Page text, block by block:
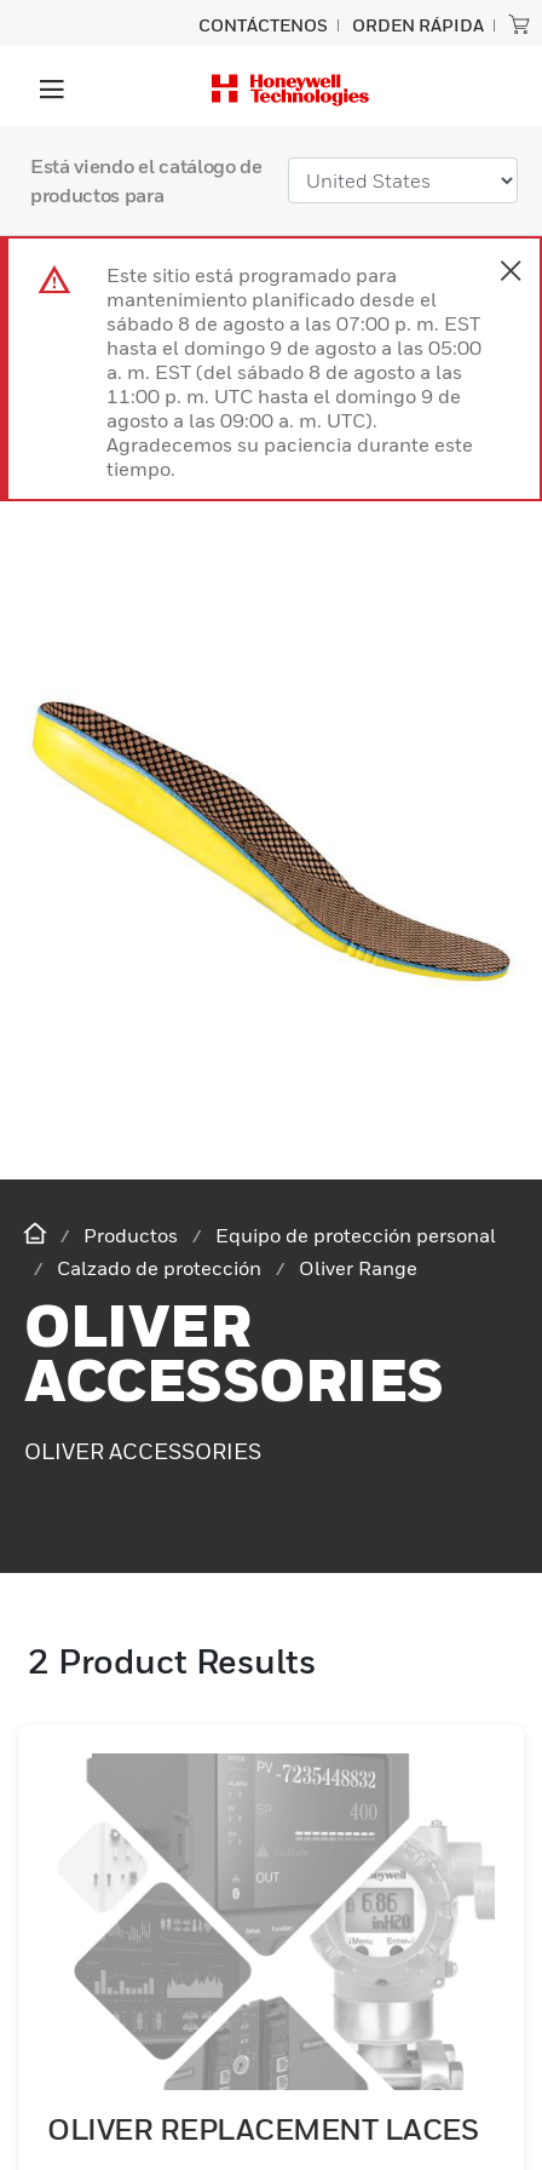
CONTÁCTENOS ORDEN RÁPIDA
Está viendo el catálogo de
productos para
Este sitio está programado para
mantenimiento planificado desde el
sábado 8 de agosto a las 07:00 p. m. EST
hasta el domingo 9 de agosto a las 05:00
a. m. EST (del sábado 8 de agosto a las
11:00 p. m. UTC hasta el domingo 9 de
agosto a las 09:00 a. m. UTC).
Agradecemos su paciencia durante este
tiempo.
Productos
Equipo de protección personal
Calzado de protección
Oliver Range
OLIVER
ACCESSORIES
OLIVER ACCESSORIES
2 Product Results
OLIVER REPLACEMENT LACES